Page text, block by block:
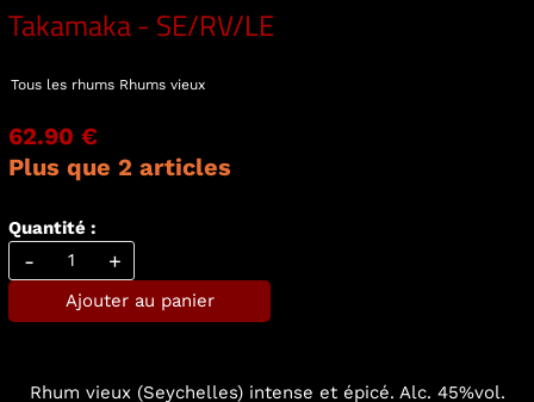
Takamaka - SE/RV/LE
Tous les rhums Rhums vieux
62.90 €
Plus que 2 articles
Quantité :
- +
Ajouter au panier
Rhum vieux (Seychelles) intense et épicé. Alc. 45%vol.